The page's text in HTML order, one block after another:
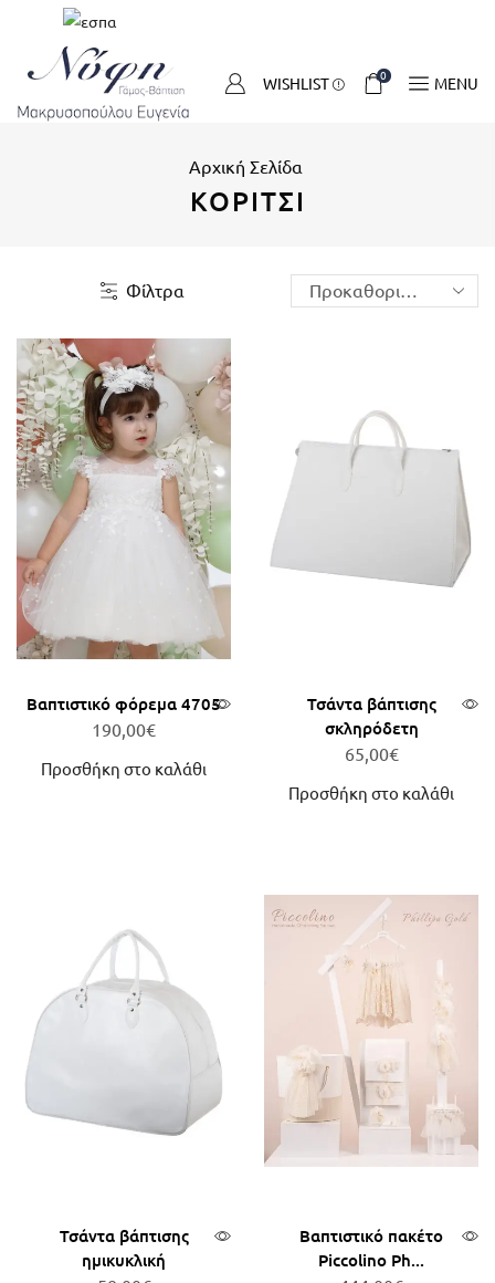
WISHLIST 0 MENU
Αρχική Σελίδα
ΚΟΡΊΤΣΙ
Φίλτρα
Βαπτιστικό φόρεμα 4705
190,00€
Προσθήκη στο καλάθι
Τσάντα βάπτισης
σκληρόδετη
65,00€
Προσθήκη στο καλάθι
Τσάντα βάπτισης
ημικυκλική
Βαπτιστικό πακέτο
Piccolino Ph...